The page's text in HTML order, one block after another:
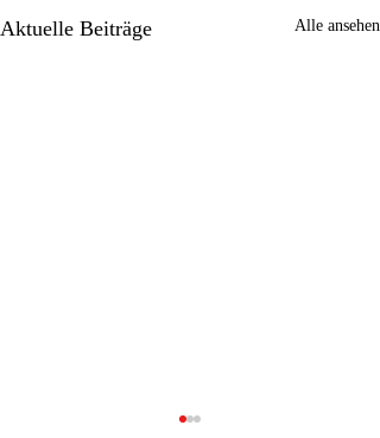
Aktuelle Beiträge Alle ansehen